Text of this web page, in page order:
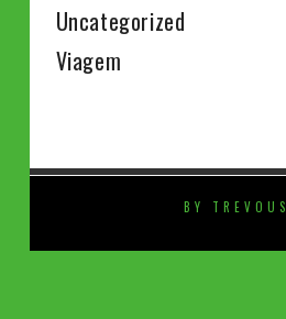
Uncategorized
Viagem
BY TREVOUS